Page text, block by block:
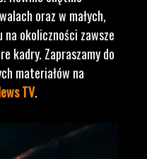
oraz w małych,
okoliczności zawsze
kadry. Zapraszamy do
materiałów na
TV.